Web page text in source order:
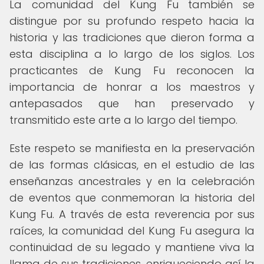
La comunidad del Kung Fu también se
distingue por su profundo respeto hacia la
historia y las tradiciones que dieron forma a
esta disciplina a lo largo de los siglos. Los
practicantes de Kung Fu reconocen la
importancia de honrar a los maestros y
antepasados que han preservado y
transmitido este arte a lo largo del tiempo.
Este respeto se manifiesta en la preservación
de las formas clásicas, en el estudio de las
enseñanzas ancestrales y en la celebración
de eventos que conmemoran la historia del
Kung Fu. A través de esta reverencia por sus
raíces, la comunidad del Kung Fu asegura la
continuidad de su legado y mantiene viva la